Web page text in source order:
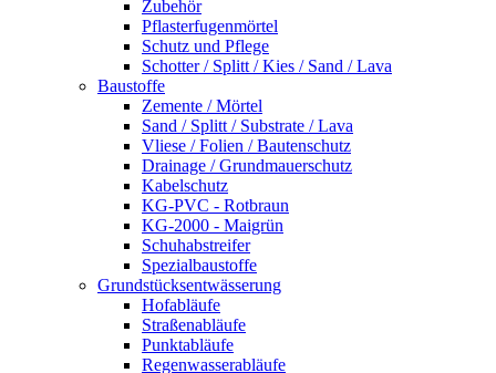
Zubehör
Pflasterfugenmörtel
Schutz und Pflege
Schotter / Splitt / Kies / Sand / Lava
Baustoffe
Zemente / Mörtel
Sand / Splitt / Substrate / Lava
Vliese / Folien / Bautenschutz
Drainage / Grundmauerschutz
Kabelschutz
KG-PVC - Rotbraun
KG-2000 - Maigrün
Schuhabstreifer
Spezialbaustoffe
Grundstücksentwässerung
Hofabläufe
Straßenabläufe
Punktabläufe
Regenwasserabläufe